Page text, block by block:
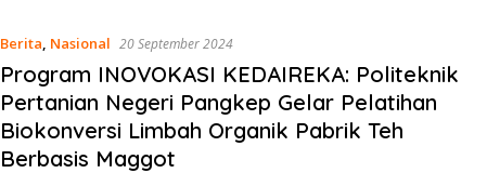
Berita, Nasional 20 September 2024
Program INOVOKASI KEDAIREKA: Politeknik
Pertanian Negeri Pangkep Gelar Pelatihan
Biokonversi Limbah Organik Pabrik Teh
Berbasis Maggot